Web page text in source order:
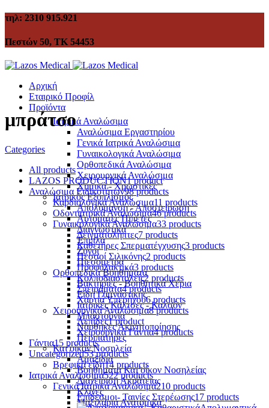
τηλ: 2310 915.921
Πεστών 50, ΤΚ 54453
Αρχική
Εταιρικό Προφίλ
Προϊόντα
Ιατρικά Αναλώσιμα
Αναλώσιμα Εργαστηρίου
Γενικά Ιατρικά Αναλώσιμα
Γυναικολογικά Αναλώσιμα
Ορθοπεδικά Αναλώσιμα
Χειρουργικά Αναλώσιμα
Χημικά - Χρωστικές
Ιατρικός Εξοπλισμός
Απολύμανση - Αποστείρωση
Αυτόματες Πιπέτες
Διαγνωστικά
Έπιπλα
Ζυγοί
Πιεσόμετρα
Ορθοπεδικά Βοηθήματα
Βακτηρίες - Βοηθητικά Χέρια
Είδη Γυμναστικής
Ιατρικές Κάλτσες - Καλσόν
Μπαστούνια
Νάρθηκες Ακινητοποίησης
Περιπατήρες
Κατ'οίκον Νοσηλεία
Αμαξίδια
Βοηθήματα Κατ'οίκον Νοσηλείας
Διαχείριση Ακράτειας
Κλίνες
Μαξιλάρια Ανατομικά
μπράτσο
Categories
All products
LAZOS PRODUCTION1 product
Αναλώσιμα Ειδικοτήτων98 products
Καρδιολογικά Αναλώσιμα11 products
Οδοντιατρικά Αναλώσιμα46 products
Γυναικολογικά Αναλώσιμα33 products
Δειγματολήπτες7 products
Καθετήρες Σπερματέγχυσης3 products
Πεσσοί Σιλικόνης2 products
Προφυλακτικά3 products
Κολποδιαστολείς2 products
Σπειράματα4 products
Χαρτιά Υπερήχου6 products
Χειρουργικά Αναλώσιμα8 products
Λεπίδες1 product
Χειρουργικά Γάντια4 products
Γάντια15 products
Uncategorized53 products
Βρεφικά είδη14 products
Ιατρικά Αναλώσιμα522 products
Γενικά Ιατρικά Αναλώσιμα210 products
Επίδεσμοι- Ταινίες Στερέωσης17 products